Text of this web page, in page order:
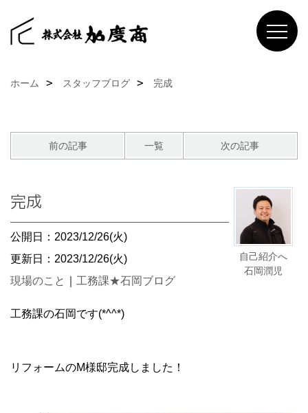
ホーム スタッフブログ 完成
前の記事 一覧 次の記事
自己紹介へ
石岡潤児
完成
公開日：2023/12/26(火)
更新日：2023/12/26(火)
現場のこと
工務課★石岡ブログ
工務課の石岡です(*^^*)
リフォームのM様邸完成しました！